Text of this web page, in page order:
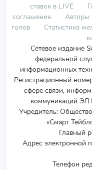
ставок в LIVE
соглашение
Авторы
голов
Статистика
Сетевое издание
федеральной
информационных
Регистрационный
сфере связи,
коммуникаций
Учредитель:
«Смарт
Главный
Адрес электронной
Телефон